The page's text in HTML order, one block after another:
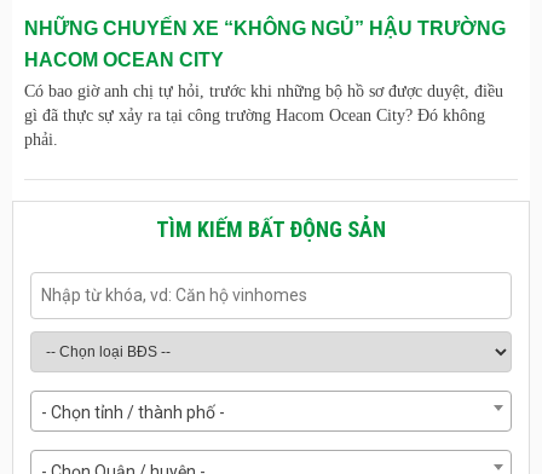
NHỮNG CHUYẾN XE “KHÔNG NGỦ” HẬU TRƯỜNG
HACOM OCEAN CITY
Có bao giờ anh chị tự hỏi, trước khi những bộ hồ sơ được duyệt, điều
gì đã thực sự xảy ra tại công trường Hacom Ocean City? Đó không
phải.
TÌM KIẾM BẤT ĐỘNG SẢN
- Chọn tỉnh / thành phố -